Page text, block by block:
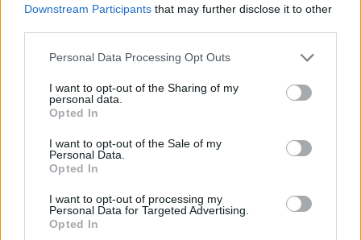
Downstream Participants that may further disclose it to other
Please note that this website/app uses one or more Google
not limited to your visit or usage behaviour. You may click to
grant or deny consent to Google and its third-party tags to
use your data for below specified purposes in below Google
consent section.
Personal Data Processing Opt Outs
I want to opt-out of the Sharing of my
personal data.
Opted In
I want to opt-out of the Sale of my
Personal Data.
Opted In
I want to opt-out of processing my
Personal Data for Targeted Advertising.
Opted In
ΣΧΕΤΙΚΑ ΜΕ ΕΜΑΣ
Η εταιρεία με την επωνυμία “POLITICAL MEDIA GROUP A.E.” και κατ’
επέκταση η ιστοσελίδα που κατέχει αυτή “www.paraskhnio.gr”
συμμορφώνονται με τη Σύσταση (ΕΕ) 2018/334 της Επιτροπής της 1ης
Μαρτίου 2018 σχετικά με τα μέτρα για την αποτελεσματική
αντιμετώπιση του παράνομου περιεχομένου στο διαδίκτυο (L 63).